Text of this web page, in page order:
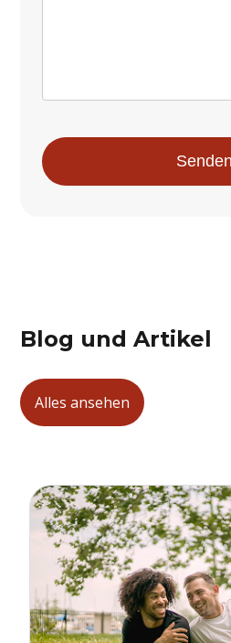
Blog und Artikel
Alles ansehen